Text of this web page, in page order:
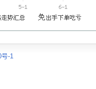
号-1